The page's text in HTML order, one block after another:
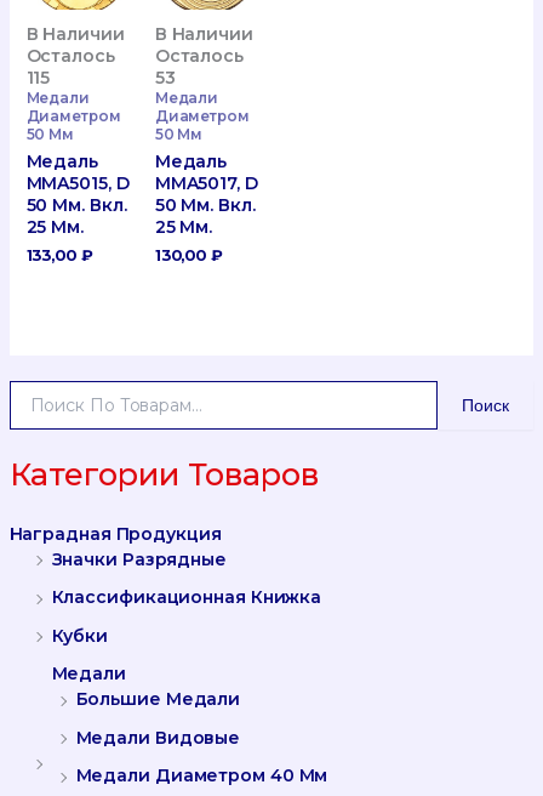
А
Т
:
Поиск
Категории Товаров
Наградная Продукция
Значки Разрядные
Классификационная Книжка
Кубки
Медали
Большие Медали
Медали Видовые
Медали Диаметром 40 Мм
В Наличии
Осталось
115
Медали
Диаметром
50 Мм
Медаль
MMA5015, D
50 Мм. Вкл.
25 Мм.
133,00 ₽
В Наличии
Осталось
53
Медали
Диаметром
50 Мм
Медаль
MMA5017, D
50 Мм. Вкл.
25 Мм.
130,00₽